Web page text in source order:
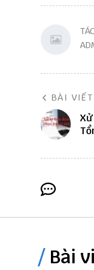
BÀI VIẾT
Bài